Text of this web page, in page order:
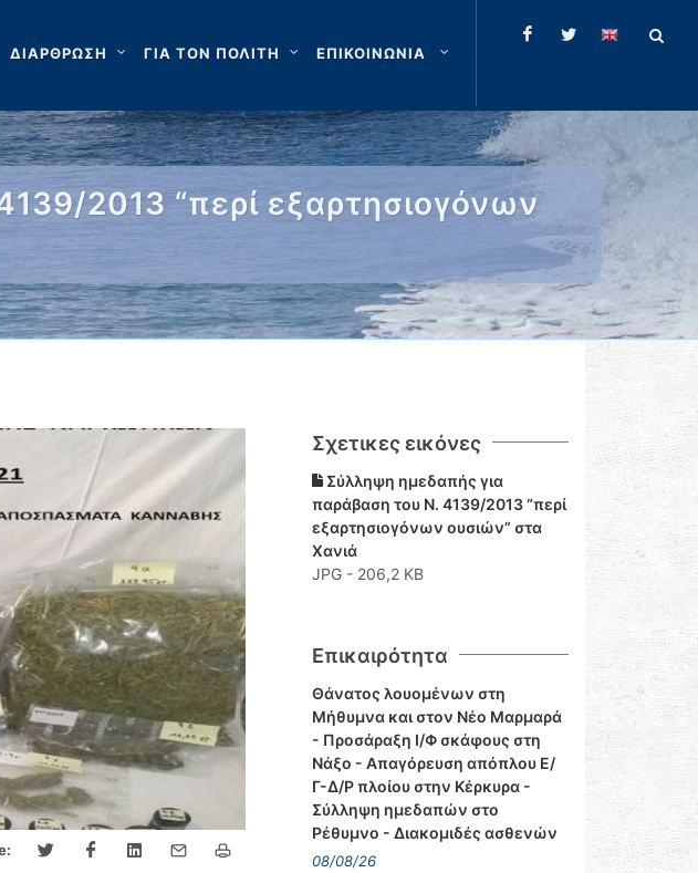
ΔΙΑΡΘΡΩΣΗ ΓΙΑ ΤΟΝ ΠΟΛΙΤΗ ΕΠΙΚΟΙΝΩΝΙΑ
2013 “περί εξαρτησιογόνων
Σχετικες εικόνες
Σύλληψη ημεδαπής για
παράβαση του Ν. 4139/2013 “περί
εξαρτησιογόνων ουσιών” στα
Χανιά
JPG - 206,2 KB
Επικαιρότητα
Θάνατος λουομένων στη
Μήθυμνα και στον Νέο Μαρμαρά
- Προσάραξη Ι/Φ σκάφους στη
Νάξο - Απαγόρευση απόπλου Ε/
Γ-Δ/Ρ πλοίου στην Κέρκυρα -
Σύλληψη ημεδαπών στο
Ρέθυμνο - Διακομιδές ασθενών
08/08/26